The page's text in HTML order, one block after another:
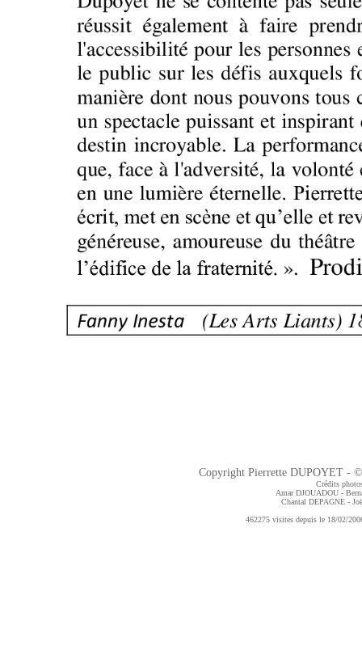
Copyright Pierrette DUPOYET -
Crédits
Amar DJOUADOU -
Chantal DEPAGNE -
462275 visites depuis le 18/02/